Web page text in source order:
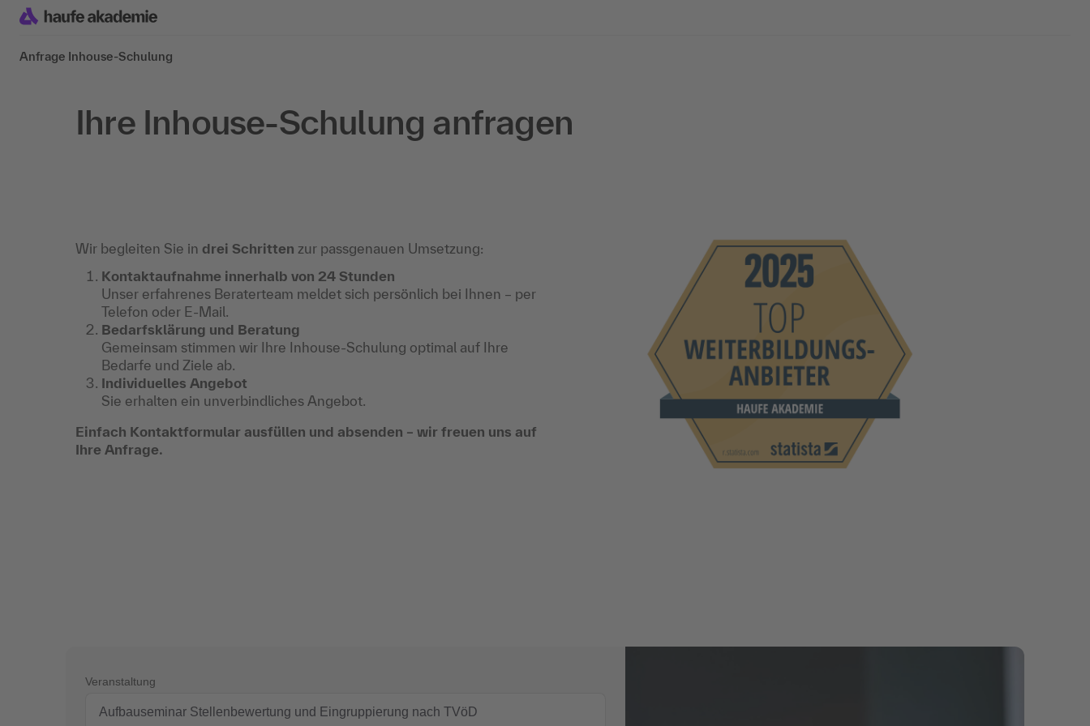
Anfrage Inhouse-Schulung
Ihre Inhouse-Schulung anfragen
Wir begleiten Sie in drei Schritten zur passgenauen Umsetzung:
Kontaktaufnahme innerhalb von 24 Stunden
Unser erfahrenes Beraterteam meldet sich persönlich bei Ihnen – per
Telefon oder E-Mail.
Bedarfsklärung und Beratung
Gemeinsam stimmen wir Ihre Inhouse-Schulung optimal auf Ihre
Bedarfe und Ziele ab.
Individuelles Angebot
Sie erhalten ein unverbindliches Angebot.
Einfach Kontaktformular ausfüllen und absenden – wir freuen uns auf
Ihre Anfrage.
Veranstaltung